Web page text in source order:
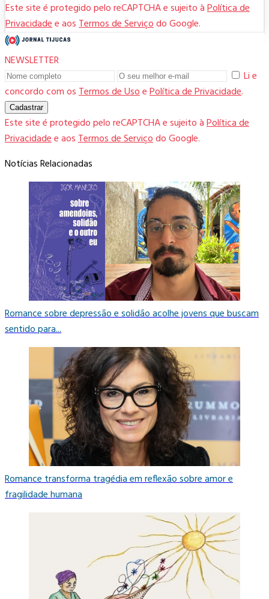
Este site é protegido pelo reCAPTCHA e sujeito àPolítica de
Privacidadee aosTermos de Serviçodo Google.
NEWSLETTER
Li e
concordo com osTermos de UsoePolítica de Privacidade.
Cadastrar
Este site é protegido pelo reCAPTCHA e sujeito àPolítica de
Privacidadee aosTermos de Serviçodo Google.
Notícias Relacionadas
Romance sobre depressão e solidão acolhe jovens que buscam
sentido para...
Romance transforma tragédia em reflexão sobre amor e
fragilidade humana